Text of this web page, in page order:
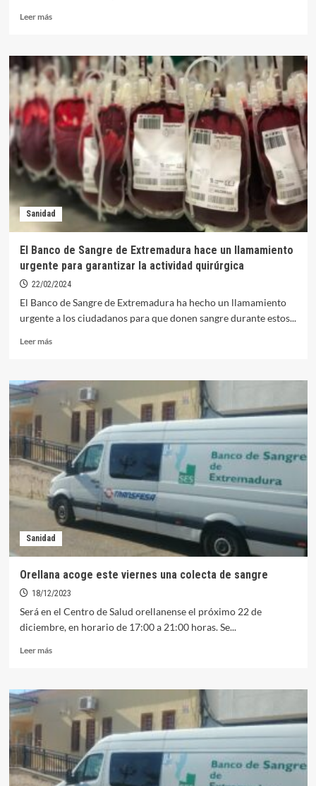
Leer másLeer
Nueva
colecta
de
sangre
en
Orellana
Vieja
Sanidad
El Banco de Sangre de Extremadura hace un llamamiento
urgente para garantizar la actividad quirúrgica
22/02/2024
El Banco de Sangre de Extremadura ha hecho un llamamiento
urgente a los ciudadanos para que donen sangre durante estos...
Leer másLeer
El
Sangre
Extremadura
hace
un
llamamiento
urgente
para
garantizar
la
Sanidad
Orellana acoge este viernes una colecta de sangre
18/12/2023
Será en el Centro de Salud orellanense el próximo 22 de
diciembre, en horario de 17:00 a 21:00 horas. Se...
Leer másLeer
Orellana
este
viernes
colecta
de
sangre